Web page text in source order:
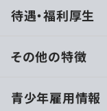
きます。
で会社が動いていま
・エンジニア社長
待遇・福利厚生
■賃金の決定方法
その他の特徴
青少年雇用情報